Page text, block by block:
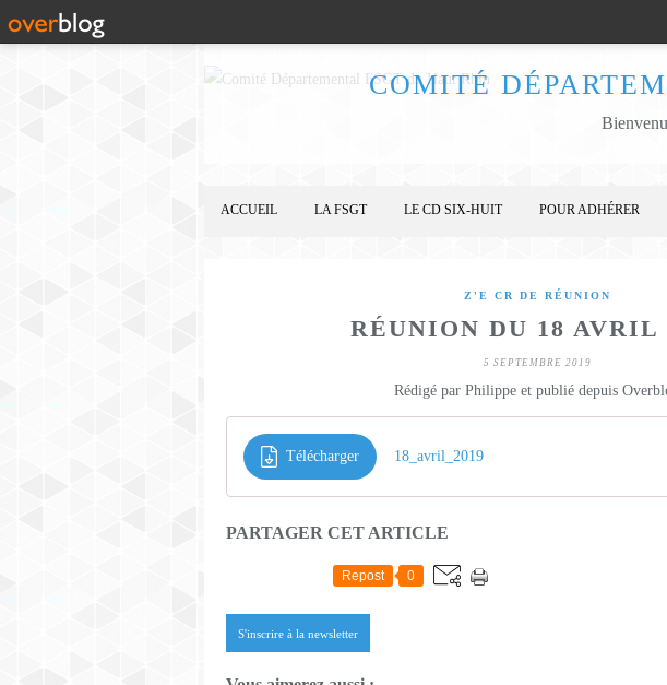
COMITÉ
ACCUEIL LA FSGT LE CD SIX-HUIT POUR ADHÉRER
Z'E CR DE RÉUNION
RÉUNION DU 18 AVRIL
5 SEPTEMBRE 2019
Rédigé par Philippe et publié depuis
Télécharger 18_avril_2019
PARTAGER CET ARTICLE
Repost 0
S'inscrire à la newsletter